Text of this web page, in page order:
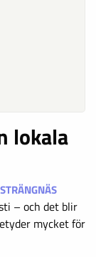
lokala
STRÄNGNÄS
– och det blir
mycket för